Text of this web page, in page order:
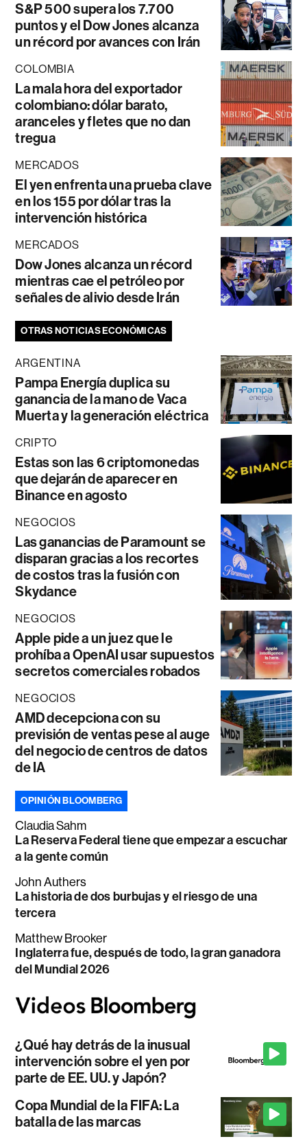
S&P 500 supera los 7.700
puntos y el Dow Jones alcanza
un récord por avances con Irán
COLOMBIA
La mala hora del exportador
colombiano: dólar barato,
aranceles y fletes que no dan
tregua
MERCADOS
El yen enfrenta una prueba clave
en los 155 por dólar tras la
intervención histórica
MERCADOS
Dow Jones alcanza un récord
mientras cae el petróleo por
señales de alivio desde Irán
OTRAS NOTICIAS ECONÓMICAS
ARGENTINA
Pampa Energía duplica su
ganancia de la mano de Vaca
Muerta y la generación eléctrica
CRIPTO
Estas son las 6 criptomonedas
que dejarán de aparecer en
Binance en agosto
NEGOCIOS
Las ganancias de Paramount se
disparan gracias a los recortes
de costos tras la fusión con
Skydance
NEGOCIOS
Apple pide a un juez que le
prohíba a OpenAI usar supuestos
secretos comerciales robados
NEGOCIOS
AMD decepciona con su
previsión de ventas pese al auge
del negocio de centros de datos
de IA
OPINIÓN BLOOMBERG
Claudia Sahm
La Reserva Federal tiene que empezar a escuchar
a la gente común
John Authers
La historia de dos burbujas y el riesgo de una
tercera
Matthew Brooker
Inglaterra fue, después de todo, la gran ganadora
del Mundial 2026
¿Qué hay detrás de la inusual
intervención sobre el yen por
parte de EE. UU. y Japón?
Copa Mundial de la FIFA: La
batalla de las marcas